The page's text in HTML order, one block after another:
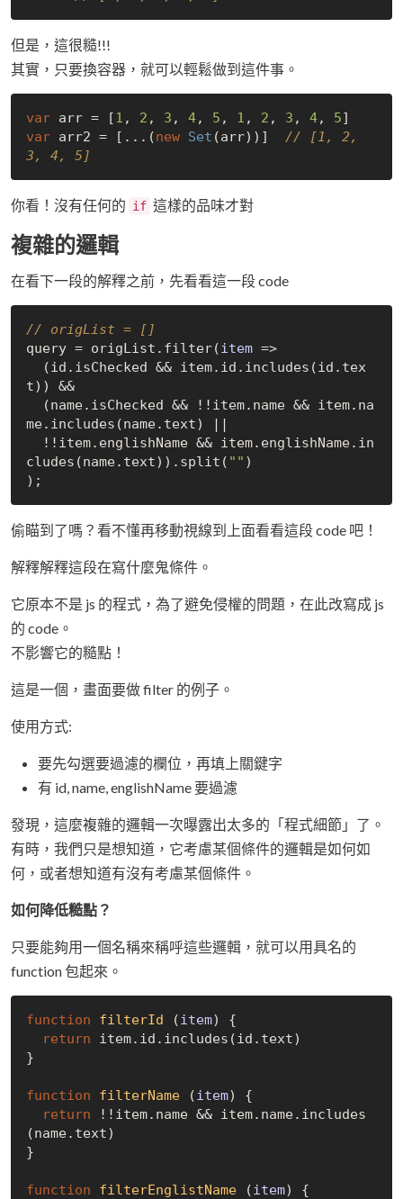
但是，這很糙!!!
其實，只要換容器，就可以輕鬆做到這件事。
var arr = [1 , 2 , 3 , 4, 5 , 1 , 2 , 3 , 4, 5
var arr2 = [...(new Set (arr))] // [1, 2,
3, 4, 5]
你看！沒有任何的 if 這樣的品味才對
複雜的邏輯
在看下一段的解釋之前，先看看這一段 code
// origList = []
query = origList.filter(item =>
t)) &&
me.includes(name.text) ||
cludes(name.text)).split( "" )
偷瞄到了嗎？看不懂再移動視線到上面看看這段 code 吧！
解釋解釋這段在寫什麼鬼條件。
它原本不是 js 的程式，為了避免侵權的問題，在此改寫成 js
的 code。
不影響它的糙點！
這是一個，畫面要做 filter 的例子。
使用方式:
要先勾選要過濾的欄位，再填上關鍵字
有 id, name, englishName 要過濾
發現，這麼複雜的邏輯一次曝露出太多的「程式細節」了。
有時，我們只是想知道，它考慮某個條件的邏輯是如何如
何，或者想知道有沒有考慮某個條件。
如何降低糙點？
只要能夠用一個名稱來稱呼這些邏輯，就可以用具名的
function 包起來。
function filterId (item) {
return item.id.includes(id.text)
}
function filterName (item) {
return !!item.name && item.name.includes
(name.text)
}
function filterEnglistName (item) {